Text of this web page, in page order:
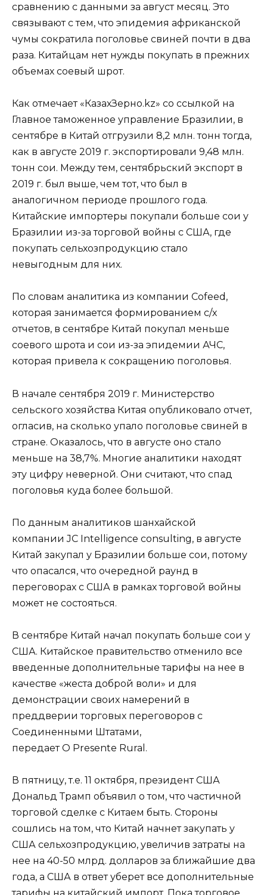
сравнению с данными за август месяц. Это
связывают с тем, что эпидемия африканской
чумы сократила поголовье свиней почти в два
раза. Китайцам нет нужды покупать в прежних
объемах соевый шрот.
Как отмечает «КазахЗерно.kz» со ссылкой на
Главное таможенное управление Бразилии, в
сентябре в Китай отгрузили 8,2 млн. тонн тогда,
как в августе 2019 г. экспортировали 9,48 млн.
тонн сои. Между тем, сентябрьский экспорт в
2019 г. был выше, чем тот, что был в
аналогичном периоде прошлого года.
Китайские импортеры покупали больше сои у
Бразилии из-за торговой войны с США, где
покупать сельхозпродукцию стало
невыгодным для них.
По словам аналитика из компании Cofeed,
которая занимается формированием с/х
отчетов, в сентябре Китай покупал меньше
соевого шрота и сои из-за эпидемии АЧС,
которая привела к сокращению поголовья.
В начале сентября 2019 г. Министерство
сельского хозяйства Китая опубликовало отчет,
огласив, на сколько упало поголовье свиней в
стране. Оказалось, что в августе оно стало
меньше на 38,7%. Многие аналитики находят
эту цифру неверной. Они считают, что спад
поголовья куда более большой.
По данным аналитиков шанхайской
компании JC Intelligence consulting, в августе
Китай закупал у Бразилии больше сои, потому
что опасался, что очередной раунд в
переговорах с США в рамках торговой войны
может не состояться.
В сентябре Китай начал покупать больше сои у
США. Китайское правительство отменило все
введенные дополнительные тарифы на нее в
качестве «жеста доброй воли» и для
демонстрации своих намерений в
преддверии торговых переговоров с
Соединенными Штатами,
передает O Presente Rural.
В пятницу, т.е. 11 октября, президент США
Дональд Трамп объявил о том, что частичной
торговой сделке с Китаем быть. Стороны
сошлись на том, что Китай начнет закупать у
США сельхозпродукцию, увеличив затраты на
нее на 40-50 млрд. долларов за ближайшие два
года, а США в ответ уберет все дополнительные